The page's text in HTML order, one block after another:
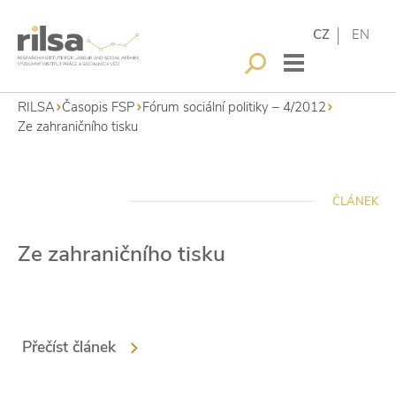
CZ EN
RILSA Časopis FSP Fórum sociální politiky – 4/2012
Ze zahraničního tisku
ČLÁNEK
Ze zahraničního tisku
Přečíst článek